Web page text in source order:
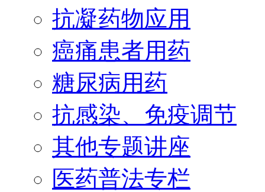
抗凝药物应用
癌痛患者用药
糖尿病用药
抗感染、免疫调节
其他专题讲座
医药普法专栏